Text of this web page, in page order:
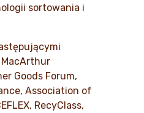
sortowania i
Goods Forum,
Association of
RecyClass,